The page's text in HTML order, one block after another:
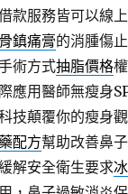
款服務皆可以線
鎮痛膏的消腫傷
術方式抽脂價格
應用醫師無瘦身
技顛覆你的瘦身
配方幫助改善鼻
解安全衛生要求